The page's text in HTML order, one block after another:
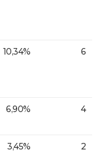
10,34% 6
6,90% 4
3,45% 2